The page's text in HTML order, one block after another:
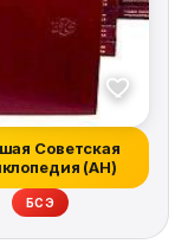
Советская
(АН)
БСЭ